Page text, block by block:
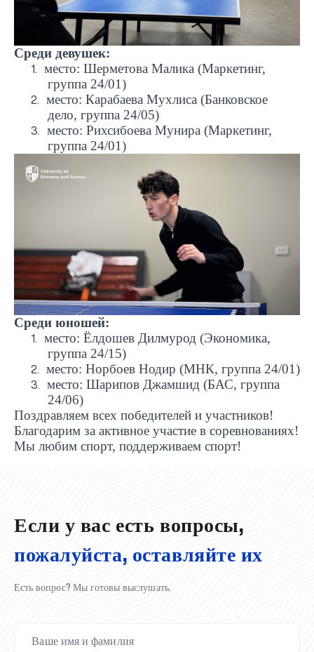
Среди девушек:
1.
место: Шерметова Малика (Маркетинг,
группа 24/01)
2.
место: Карабаева Мухлиса (Банковское
дело, группа 24/05)
3.
место: Рихсибоева Мунира (Маркетинг,
группа 24/01)
Среди юношей:
1.
место: Ёлдошев Дилмурод (Экономика,
группа 24/15)
2. место: Норбоев Нодир (МНК, группа 24/01)
3.
место: Шарипов Джамшид (БАС, группа
24/06)
Поздравляем всех победителей и участников!
Благодарим за активное участие в соревнованиях!
Мы любим спорт, поддерживаем спорт!
UBS professori "Yangi O‘zbekiston yosh olimlari"
qatoridan joy oldi!
Вышел новый номер нашей любимой газеты «UBS
Xabarnomasi»!
Анализ деятельности UBS и планы на перспективу
Преподаватели UBS повысили квалификацию в
Кыргызстане
Вперёд к победе, Узбекистан!
НАЗНАЧЕНИЕ
UBS в средствах массовой информации
UBS и выпускники университета удостоены наград
хокимията области
Хотите вывести изучение языка на новый уровень?
Inson kapitaliga yo‘naltirilgan investitsiya — Yangi
O‘zbekiston taraqqiyotining eng muhim tayanchi
Если у вас есть вопросы,
пожалуйста, оставляйте их
Есть вопрос? Мы готовы выслушать.